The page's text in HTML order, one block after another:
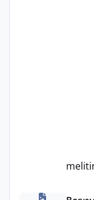
ΠΑΙΔΙΚΟΙ